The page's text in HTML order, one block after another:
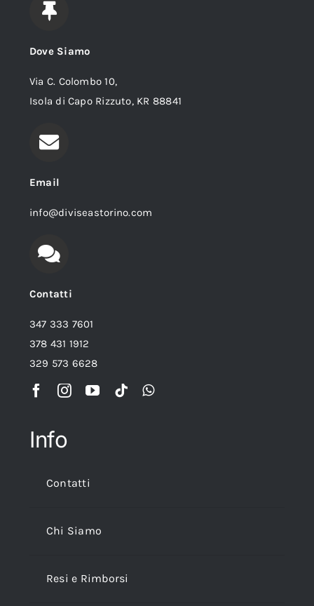
Dove Siamo
Via C. Colombo 10,
Isola di Capo Rizzuto, KR 88841
Email
info@diviseastorino.com
Contatti
347 333 7601
378 431 1912
329 573 6628
Info
Contatti
Chi Siamo
Resi e Rimborsi